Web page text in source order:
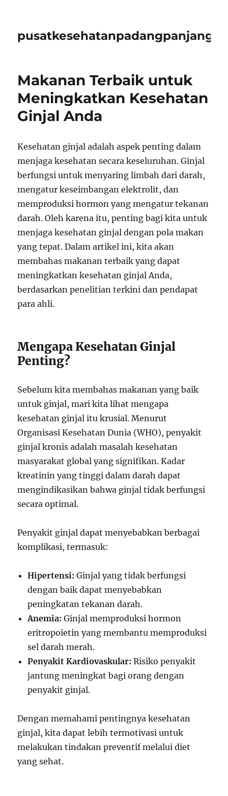
pusatkesehatanpadangpanjangid
Makanan Terbaik untuk
Meningkatkan Kesehatan
Ginjal Anda
Kesehatan ginjal adalah aspek penting dalam
menjaga kesehatan secara keseluruhan. Ginjal
berfungsi untuk menyaring limbah dari darah,
mengatur keseimbangan elektrolit, dan
memproduksi hormon yang mengatur tekanan
darah. Oleh karena itu, penting bagi kita untuk
menjaga kesehatan ginjal dengan pola makan
yang tepat. Dalam artikel ini, kita akan
membahas makanan terbaik yang dapat
meningkatkan kesehatan ginjal Anda,
berdasarkan penelitian terkini dan pendapat
para ahli.
Mengapa Kesehatan Ginjal
Penting?
Sebelum kita membahas makanan yang baik
untuk ginjal, mari kita lihat mengapa
kesehatan ginjal itu krusial. Menurut
Organisasi Kesehatan Dunia (WHO), penyakit
ginjal kronis adalah masalah kesehatan
masyarakat global yang signifikan. Kadar
kreatinin yang tinggi dalam darah dapat
mengindikasikan bahwa ginjal tidak berfungsi
secara optimal.
Penyakit ginjal dapat menyebabkan berbagai
komplikasi, termasuk:
Hipertensi: Ginjal yang tidak berfungsi
dengan baik dapat menyebabkan
peningkatan tekanan darah.
Anemia: Ginjal memproduksi hormon
eritropoietin yang membantu memproduksi
sel darah merah.
Penyakit Kardiovaskular: Risiko penyakit
jantung meningkat bagi orang dengan
penyakit ginjal.
Dengan memahami pentingnya kesehatan
ginjal, kita dapat lebih termotivasi untuk
melakukan tindakan preventif melalui diet
yang sehat.